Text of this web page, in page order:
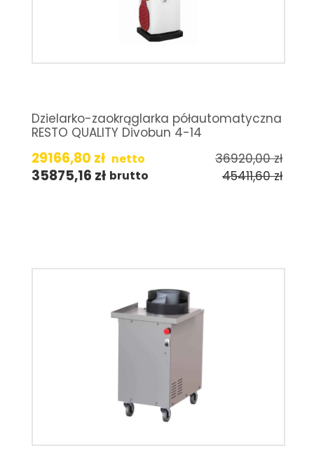
Dzielarko-zaokrąglarka półautomatyczna
RESTO QUALITY Divobun 4-14
29166,80 zł netto 36920,00zł
35875,16 zł brutto 45411,60zł